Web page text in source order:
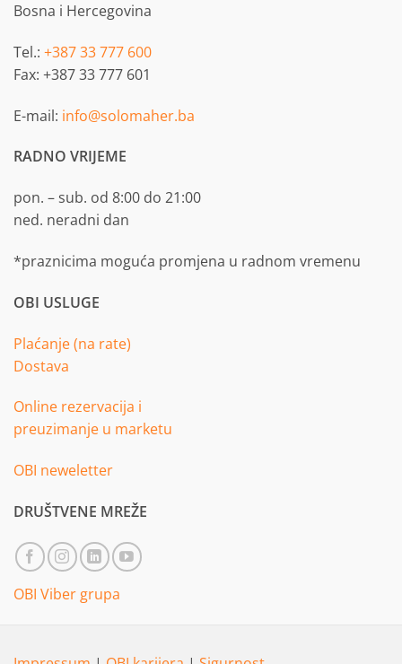
Bosna i Hercegovina
Tel.: +387 33 777 600
Fax: +387 33 777 601
E-mail: info@solomaher.ba
RADNO VRIJEME
pon. – sub. od 8:00 do 21:00
ned. neradni dan
*praznicima moguća promjena u radnom vremenu
OBI USLUGE
Plaćanje (na rate)
Dostava
Online rezervacija i
preuzimanje u marketu
OBI neweletter
DRUŠTVENE MREŽE
OBI Viber grupa